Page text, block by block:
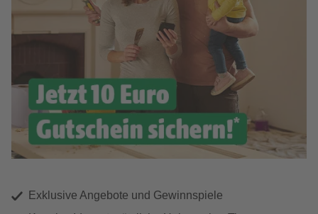
Exklusive Angebote und Gewinnspiele